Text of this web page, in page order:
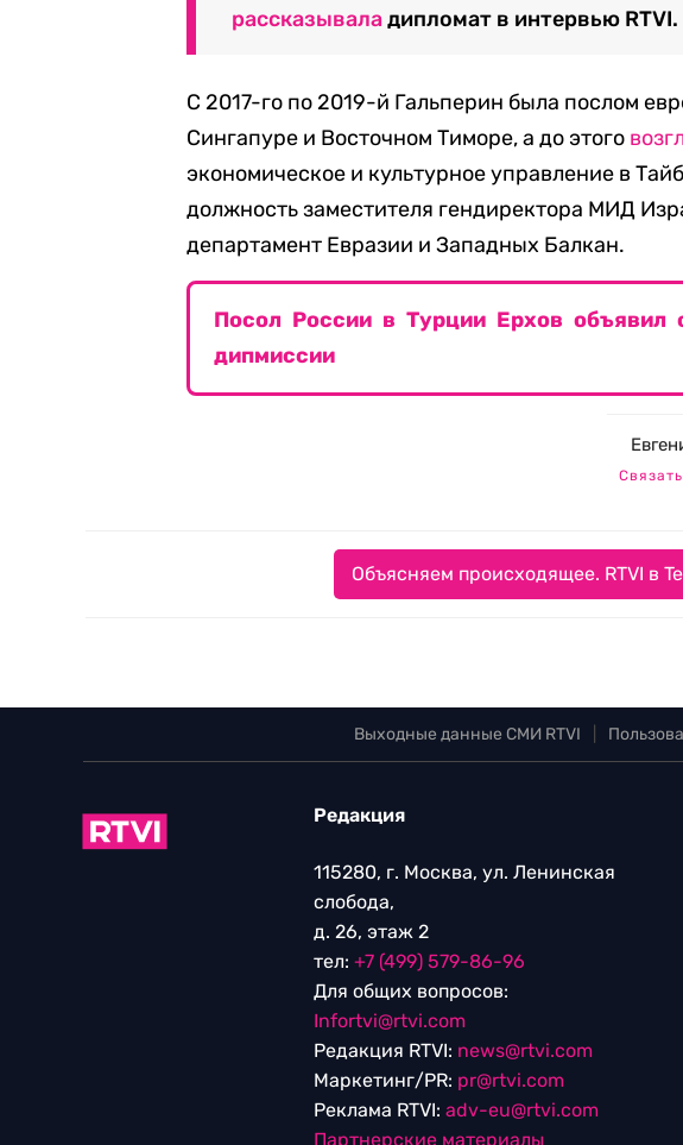
рассказываладипломат в интервью RTVI.
С 2017-го по 2019-й Гальперин была послом
Сингапуре и Восточном Тиморе, а до этого
экономическое и культурное управление в
должность заместителя гендиректора МИД
департамент Евразии и Западных Балкан.
Посол России в Турции Ерхов объявил
дипмиссии
Объясняем происходящее. RTVI в
Выходные данные СМИ RTVI
Редакция
115280, г. Москва, ул. Ленинская
слобода,
д. 26, этаж 2
тел: +7 (499) 579-86-96
Для общих вопросов:
Infortvi@rtvi.com
Редакция RTVI: news@rtvi.com
Маркетинг/PR: pr@rtvi.com
Реклама RTVI: adv-eu@rtvi.com
Партнерские материалы